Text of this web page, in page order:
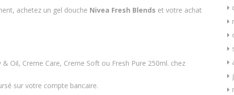
achetez un gel douche Nivea Fresh Blends et votre achat
Oil, Creme Care, Creme Soft ou Fresh Pure 250ml. chez
sur votre compte bancaire.